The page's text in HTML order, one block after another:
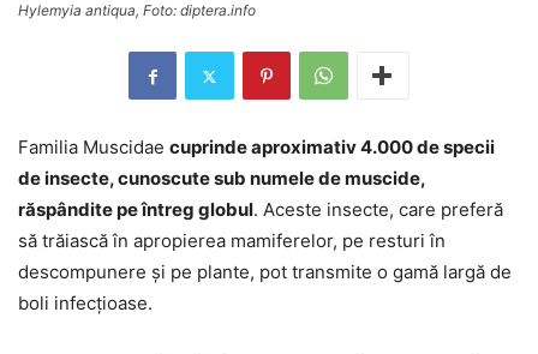
Hylemyia antiqua, Foto: diptera.info
Familia Muscidae cuprinde aproximativ 4.000 de specii
de insecte, cunoscute sub numele de muscide,
răspândite pe întreg globul. Aceste insecte, care preferă
să trăiască în apropierea mamiferelor, pe resturi în
descompunere și pe plante, pot transmite o gamă largă de
boli infecțioase.